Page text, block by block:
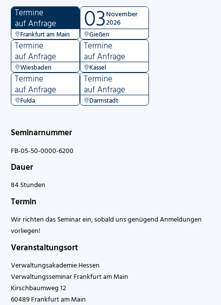
Termine
auf Anfrage
Frankfurt am Main 03November
2026
Gießen
Termine
auf Anfrage
Wiesbaden
Termine
auf Anfrage
Kassel
Termine
auf Anfrage
Fulda
Termine
auf Anfrage
Darmstadt
Seminarnummer
FB-05-50-0000-6200
Dauer
84 Stunden
Termin
Wir richten das Seminar ein, sobald uns genügend Anmeldungen
vorliegen!
Veranstaltungsort
Verwaltungsakademie Hessen
Verwaltungsseminar Frankfurt am Main
Kirschbaumweg 12
60489 Frankfurt am Main